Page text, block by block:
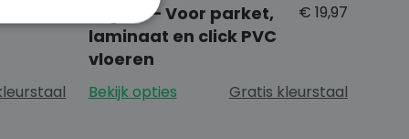
Legset – Voor parket,
laminaat en click PVC
vloeren
€ 19,97
Bekijk opties Gratis kleurstaal